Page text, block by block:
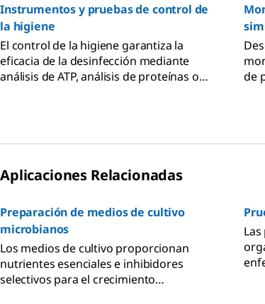
deshidratados y listos para usar que
cumplen con los más altos estándares
del sector y los requisitos normativos.
Instrumentos y pruebas de control de
la higiene
El control de la higiene garantiza la
eficacia de la desinfección mediante
análisis de ATP, análisis de proteínas o
de
Aplicaciones Relacionadas
Preparación de medios de cultivo
microbianos
Los medios de cultivo proporcionan
nutrientes esenciales e inhibidores
selectivos para el crecimiento